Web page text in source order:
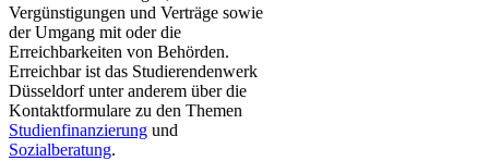
Vergünstigungen und Verträge sowie
der Umgang mit oder die
Erreichbarkeiten von Behörden.
Erreichbar ist das Studierendenwerk
Düsseldorf unter anderem über die
Kontaktformulare zu den Themen
Studienfinanzierung und
Sozialberatung.